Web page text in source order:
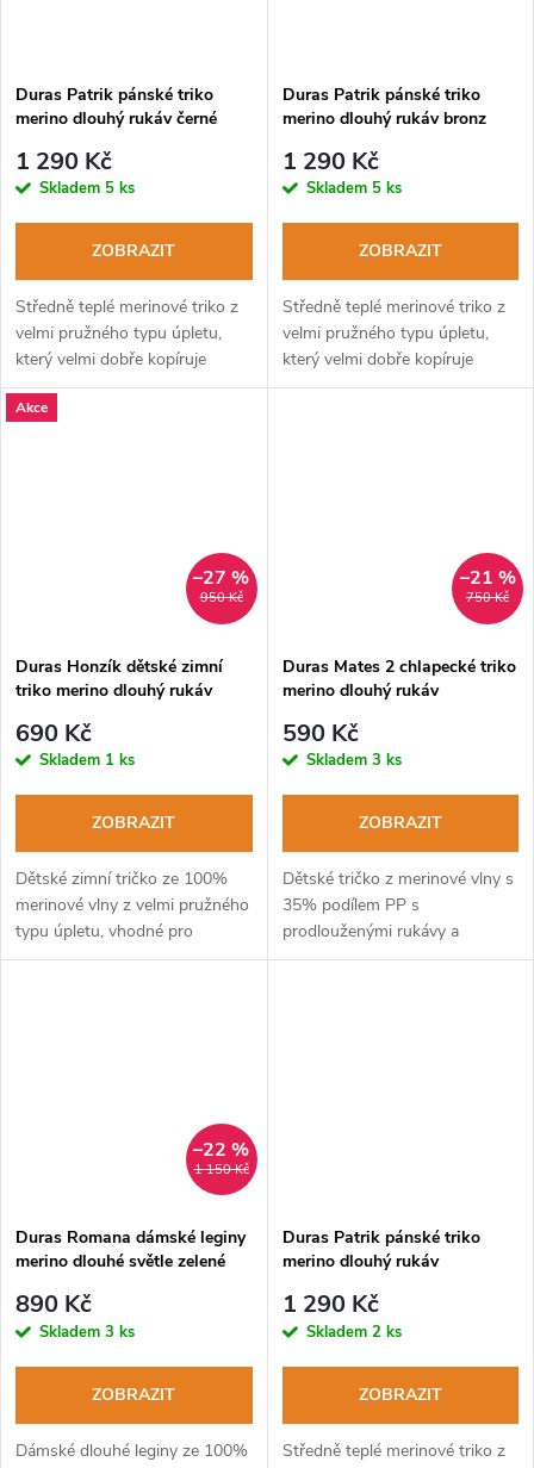
Duras Patrik pánské triko
merino dlouhý rukáv černé
1 290 Kč
Skladem 5 ks
ZOBRAZIT
Středně teplé merinové triko z
velmi pružného typu úpletu,
který velmi dobře kopíruje
kontury těla.
Duras Patrik pánské triko
merino dlouhý rukáv bronz
1 290 Kč
Skladem 5 ks
ZOBRAZIT
Středně teplé merinové triko z
velmi pružného typu úpletu,
který velmi dobře kopíruje
kontury těla.
Akce
950 Kč
–27 %
Duras Honzík dětské zimní
triko merino dlouhý rukáv
690 Kč
Skladem 1 ks
ZOBRAZIT
Dětské zimní tričko ze 100%
merinové vlny z velmi pružného
typu úpletu, vhodné pro
chladné počasí.
750 Kč
–21 %
Duras Mates 2 chlapecké triko
merino dlouhý rukáv
590 Kč
Skladem 3 ks
ZOBRAZIT
Dětské tričko z merinové vlny s
35% podílem PP s
prodlouženými rukávy a
motivem autíčka.
1 150 Kč
–22 %
Duras Romana dámské leginy
merino dlouhé světle zelené
890 Kč
Skladem 3 ks
ZOBRAZIT
Dámské dlouhé leginy ze 100%
Duras Patrik pánské triko
merino dlouhý rukáv
1 290 Kč
Skladem 2 ks
ZOBRAZIT
Středně teplé merinové triko z